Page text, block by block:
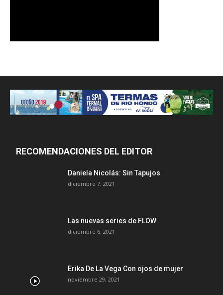
RECOMENDACIONES DEL EDITOR
Daniela Nicolás: Sin Tapujos
diciembre 7, 2021
Las nuevas series de FLOW
diciembre 6, 2021
Erika De La Vega Con ojos de mujer
noviembre 29, 2021